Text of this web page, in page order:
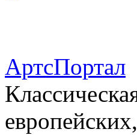
АртсПортал